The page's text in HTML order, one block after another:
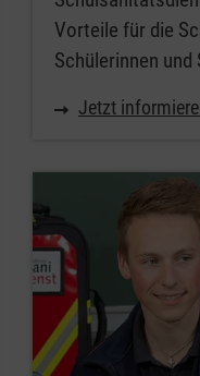
Vorteile für die
Schülerinnen und
Jetzt